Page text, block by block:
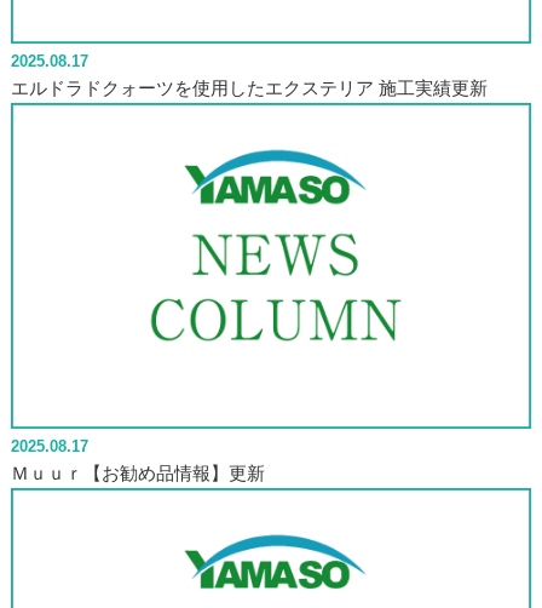
2025.08.17
エルドラドクォーツを使用したエクステリア 施工実績更新
2025.08.17
Ｍｕｕｒ【お勧め品情報】更新